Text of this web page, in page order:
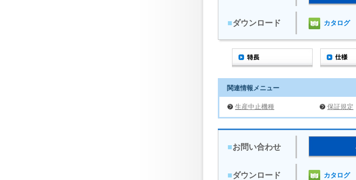
■ダウンロード カタログ
関連情報メニュー
生産中止機種 保証規定
■お問い合わせ
■ダウンロード カタログ